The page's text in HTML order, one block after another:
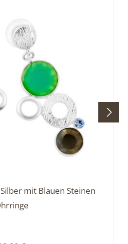
mit Blauen Steinen